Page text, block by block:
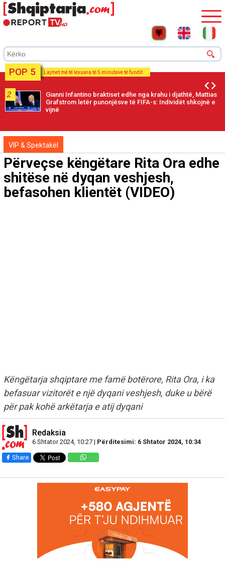
POP 5 Lajmet më të lexuara të 5 minutave të fundit
2
Gianni Infantino braktiset edhe nga krahu i djathtë, Mattias
Grafstrom letër punonjësve të FIFA-s: Individët shkojnë e
vijnë
VIP & Spektakël
Përveçse këngëtare Rita Ora edhe
shitëse në dyqan veshjesh,
befasohen klientët (VIDEO)
Këngëtarja shqiptare me famë botërore, Rita Ora, i ka
befasuar vizitorët e një dyqani veshjesh, duke u bërë
për pak kohë arkëtarja e atij dyqani
Redaksia
6 Shtator 2024, 10:27 | Përditesimi: 6 Shtator 2024, 10:34
Share